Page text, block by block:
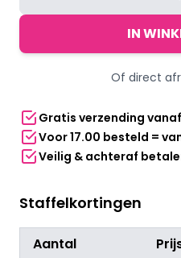
lichtgroen
IN
Of direct
Gratis verzending
Voor 17.00 besteld =
Veilig & achteraf
Staffelkortingen
Aantal